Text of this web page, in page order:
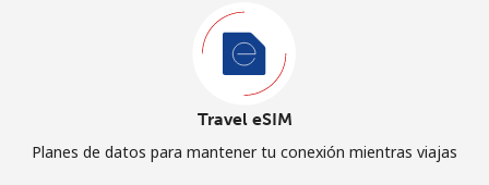
Travel eSIM
Planes de datos para mantener tu conexión mientras viajas